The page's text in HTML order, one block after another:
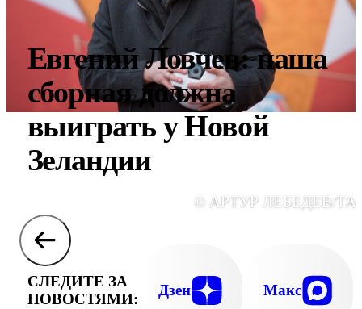
Евгений Ловчев: наша
сборная должна
выиграть у Новой
Зеландии
© АРТУР ЛЕБЕДЕВ/
СЛЕДИТЕ ЗА
НОВОСТЯМИ:
Дзен Макс